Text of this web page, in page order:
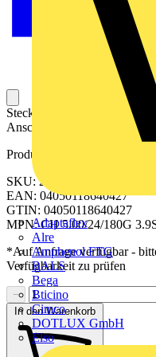
Adaptaflex
Alre
Amphenol FTG
BALS
Bega
Bticino
Cimco
DOTLUX GmbH
Elso
Steckbarer Leiterplatten-
Anschlusstechnologie für
Produktkennzeichen
SKU: 2646550000
EAN: 04050118640427
GTIN: 04050118640427
MPN: CH 5.00/24/180G
*Auf Anfrage verfügbar -
Verfügbarkeit zu prüfen
−
In den Warenkorb